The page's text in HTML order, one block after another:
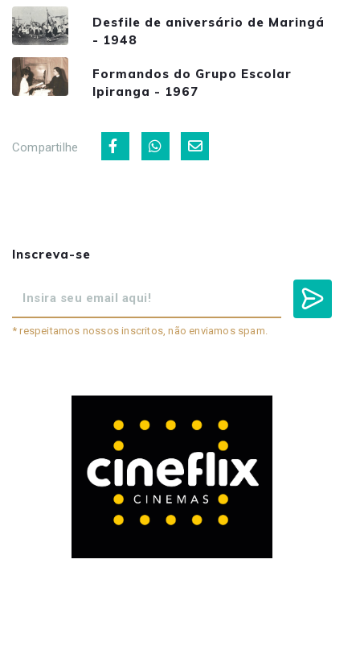
Desfile de aniversário de Maringá
- 1948
Formandos do Grupo Escolar
Ipiranga - 1967
Compartilhe
Inscreva-se
* respeitamos nossos inscritos, não enviamos spam.